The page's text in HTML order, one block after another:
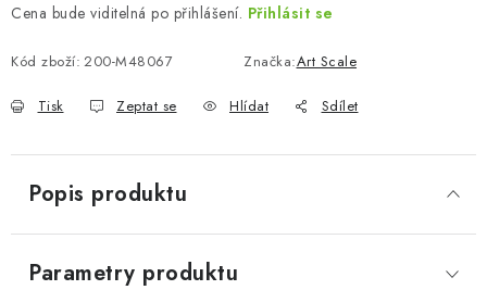
Cena bude viditelná po přihlášení. Přihlásit se
Kód zboží: 200-M48067 Značka:Art Scale
Tisk Zeptat se Hlídat Sdílet
Popis produktu
Parametry produktu